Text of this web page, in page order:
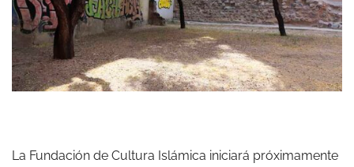
La Fundación de Cultura Islámica iniciará próximamente